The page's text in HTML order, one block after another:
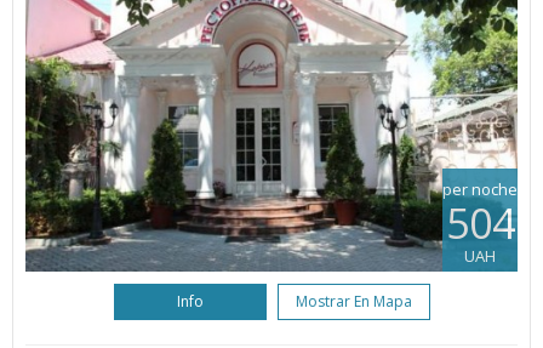
per noche
504
UAH
Info Mostrar En Mapa